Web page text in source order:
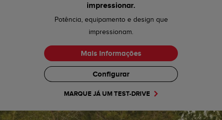
impressionar.
Potência, equipamento e design que
impressionam.
Mais Informações
Configurar
MARQUE JÁ UM TEST-DRIVE